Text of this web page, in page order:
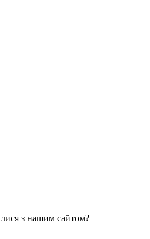
з нашим сайтом?